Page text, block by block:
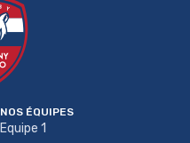
NOS ÉQUIPES
Equipe 1